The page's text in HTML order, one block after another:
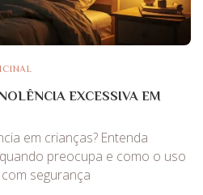
EXCESSIVA EM
em crianças? Entenda
preocupa e como o uso
segurança